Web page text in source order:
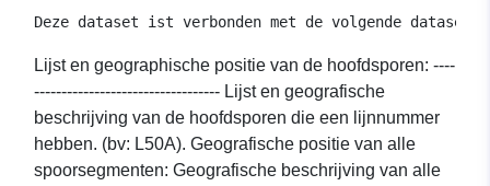
Lijst en geographische positie van de hoofdsporen: ----
---------------------------------- Lijst en geografische
beschrijving van de hoofdsporen die een lijnnummer
hebben. (bv: L50A). Geografische positie van alle
spoorsegmenten: Geografische beschrijving van alle